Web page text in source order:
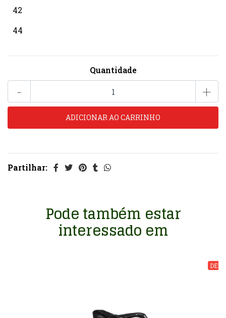
42
44
Quantidade
- +
Partilhar:
Pode também estar
interessado em